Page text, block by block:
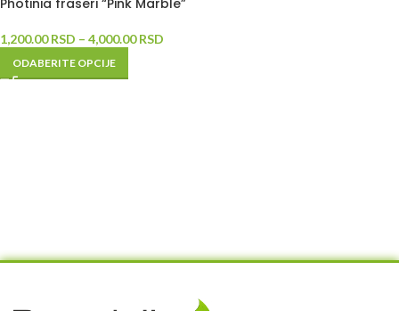
Photinia fraseri “Pink Marble”
1,200.00RSD – 4,000.00RSD
ODABERITE OPCIJE